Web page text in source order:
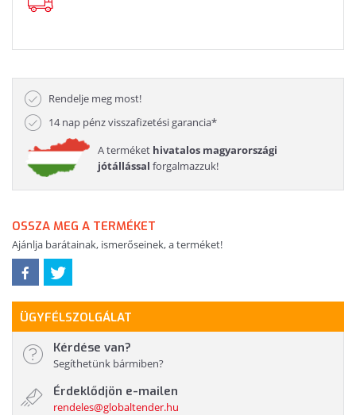
Rendelje meg most!
14 nap pénz visszafizetési garancia*
A terméket hivatalos magyarországi
jótállással forgalmazzuk!
OSSZA MEG A TERMÉKET
Ajánlja barátainak, ismerőseinek, a terméket!
ÜGYFÉLSZOLGÁLAT
Kérdése van?
Segíthetünk bármiben?
Érdeklődjön e-mailen
rendeles@globaltender.hu